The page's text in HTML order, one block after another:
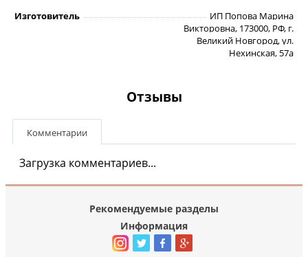
Изготовитель
ИП Попова Марина
Викторовна, 173000, РФ, г.
Великий Новгород, ул.
Нехинская, 57а
Отзывы
Комментарии
Загрузка комментариев...
Рекомендуемые разделы
Информация